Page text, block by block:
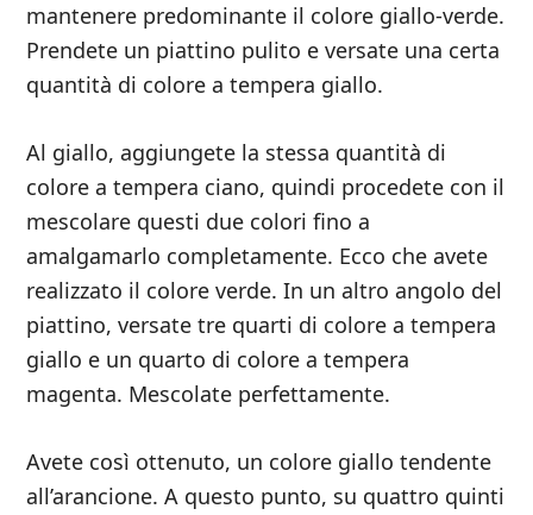
mantenere predominante il colore giallo-verde.
Prendete un piattino pulito e versate una certa
quantità di colore a tempera giallo.
Al giallo, aggiungete la stessa quantità di
colore a tempera ciano, quindi procedete con il
mescolare questi due colori fino a
amalgamarlo completamente. Ecco che avete
realizzato il colore verde. In un altro angolo del
piattino, versate tre quarti di colore a tempera
giallo e un quarto di colore a tempera
magenta. Mescolate perfettamente.
Avete così ottenuto, un colore giallo tendente
all’arancione. A questo punto, su quattro quinti